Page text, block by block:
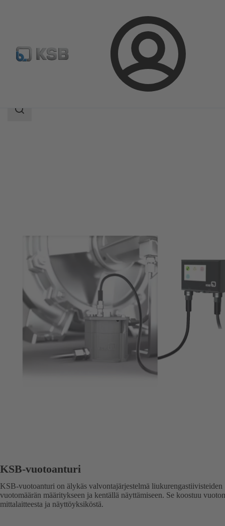
Kirjaudu
KSB-vuotoanturi
Haun
KSB-vuotoanturi
KSB-vuotoanturi on älykäs valvontajärjestelmä liukurengastiivisteiden
vuotomäärän määritykseen ja kentällä näyttämiseen. Se koostuu
mittalaitteesta ja näyttöyksiköstä.